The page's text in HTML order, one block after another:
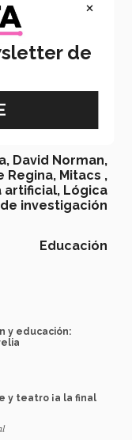
Morelia
y Ciencias
David Norman,
Regina, Mitacs ,
artificial, Lógica
investigación
Educación
y educación:
y teatro ¡a la final
×
de